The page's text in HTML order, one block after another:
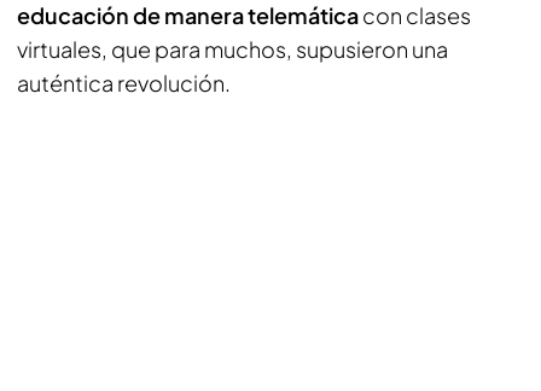
educación de manera telemáticacon clases
virtuales, que para muchos, supusieron una
auténtica revolución.